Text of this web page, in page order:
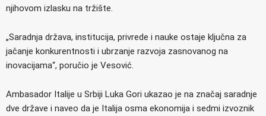
njihovom izlasku na tržište.
„Saradnja država, institucija, privrede i nauke ostaje ključna za
jačanje konkurentnosti i ubrzanje razvoja zasnovanog na
inovacijama“, poručio je Vesović.
Ambasador Italije u Srbiji Luka Gori ukazao je na značaj saradnje
dve države i naveo da je Italija osma ekonomija i sedmi izvoznik